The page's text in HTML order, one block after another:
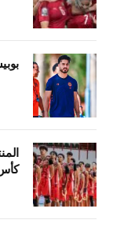
كأس